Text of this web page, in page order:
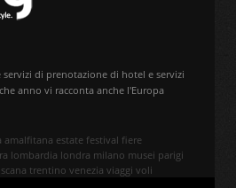
servizi di prenotazione di hotel e servizi
anno vi racconta anche l'Europa
amalfitana estate festival fiere
lombardia londra milano musei parigi
trentino venezia viaggi voli